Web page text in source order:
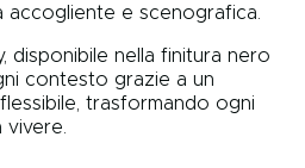
accogliente e scenografica.
disponibile nella finitura nero
contesto grazie a un
trasformando ogni